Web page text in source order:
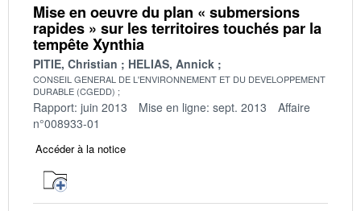
Mise en oeuvre du plan « submersions
rapides » sur les territoires touchés par la
tempête Xynthia
PITIE, Christian HELIAS, Annick
CONSEIL GENERAL DE L'ENVIRONNEMENT ET DU DEVELOPPEMENT
DURABLE (CGEDD)
Rapport: juin 2013 Mise en ligne: sept. 2013
Affaire
n°008933-01
Accéder à la notice